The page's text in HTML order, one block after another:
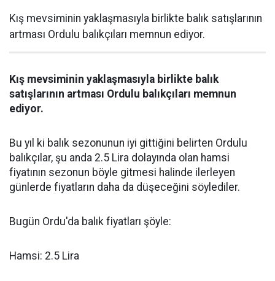
Kış mevsiminin yaklaşmasıyla birlikte balık satışlarının
artması Ordulu balıkçıları memnun ediyor.
Kış mevsiminin yaklaşmasıyla birlikte balık
satışlarının artması Ordulu balıkçıları memnun
ediyor.
Bu yıl ki balık sezonunun iyi gittiğini belirten Ordulu
balıkçılar, şu anda 2.5 Lira dolayında olan hamsi
fiyatının sezonun böyle gitmesi halinde ilerleyen
günlerde fiyatların daha da düşeceğini söylediler.
Bugün Ordu'da balık fiyatları şöyle:
Hamsi: 2.5 Lira